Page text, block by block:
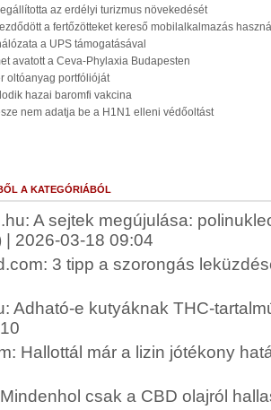
az erdélyi turizmus növekedését
a fertőzötteket kereső mobilalkalmazás
a UPS támogatásával
avatott a Ceva-Phylaxia Budapesten
oltóanyag portfólióját
hazai baromfi vakcina
nem adatja be a H1N1 elleni védőoltást
A KATEGÓRIÁBÓL
A sejtek megújulása:
| 2026-03-18 09:04
3 tipp a szorongás
Adható-e kutyáknak THC-
Hallottál már a lizin jótékony
csak a CBD olajról